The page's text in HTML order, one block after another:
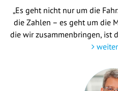
„Es geht nicht nur um die
die Zahlen – es geht um die
die wir zusammenbringen, ist